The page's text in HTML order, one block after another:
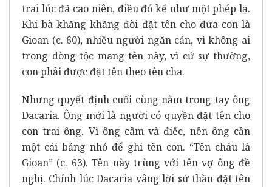
trai lúc đã cao niên, điều đó kể như một phép lạ.
Khi bà khăng khăng đòi đặt tên cho đứa con là
Gioan (c. 60), nhiều người ngăn cản, vì không ai
trong dòng tộc mang tên này, vì cứ sự thường,
con phải được đặt tên theo tên cha.
Nhưng quyết định cuối cùng nằm trong tay ông
Dacaria. Ông mới là người có quyền đặt tên cho
con trai ông. Vì ông câm và điếc, nên ông cần
một cái bảng nhỏ để ghi tên con. “Tên cháu là
Gioan” (c. 63). Tên này trùng với tên vợ ông đề
nghị. Chính lúc Dacaria vâng lời sứ thần đặt tên